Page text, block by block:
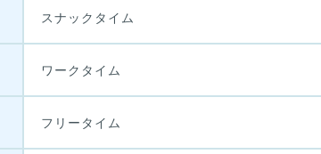
スナックタイム
ワークタイム
フリータイム